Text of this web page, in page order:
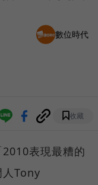
數位時代
收藏
表現最糟的
人Tony